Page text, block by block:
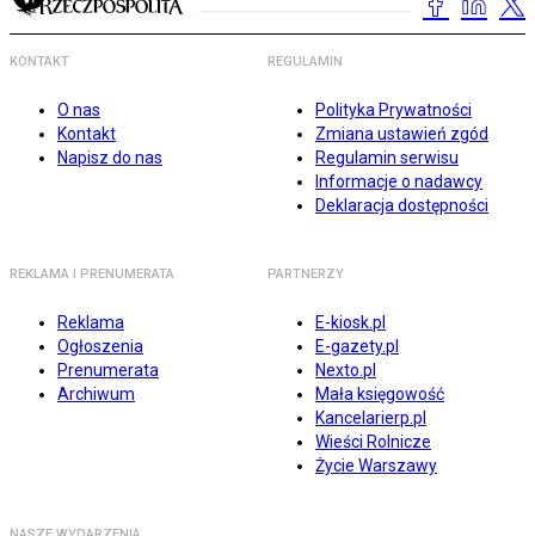
KONTAKT
O nas
Kontakt
Napisz do nas
REGULAMIN
Polityka Prywatności
Zmiana ustawień zgód
Regulamin serwisu
Informacje o nadawcy
Deklaracja dostępności
REKLAMA I PRENUMERATA
Reklama
Ogłoszenia
Prenumerata
Archiwum
PARTNERZY
E-kiosk.pl
E-gazety.pl
Nexto.pl
Mała księgowość
Kancelarierp.pl
Wieści Rolnicze
Życie Warszawy